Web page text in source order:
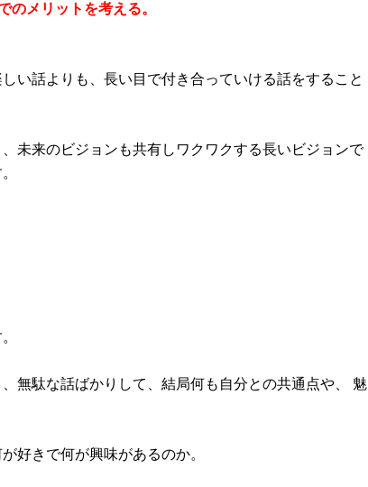
のメリットを考える。
い話よりも、長い目で付き合っていける話をすること
未来のビジョンも共有しワクワクする長いビジョンで
無駄な話ばかりして、結局何も自分との共通点や、 魅
好きで何が興味があるのか。